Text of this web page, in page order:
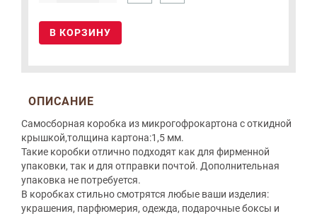
В КОРЗИНУ
ОПИСАНИЕ
Самосборная коробка из микрогофрокартона с откидной
крышкой,толщина картона:1,5 мм.
Такие коробки отлично подходят как для фирменной
упаковки, так и для отправки почтой. Дополнительная
упаковка не потребуется.
В коробках стильно смотрятся любые ваши изделия:
украшения, парфюмерия, одежда, подарочные боксы и